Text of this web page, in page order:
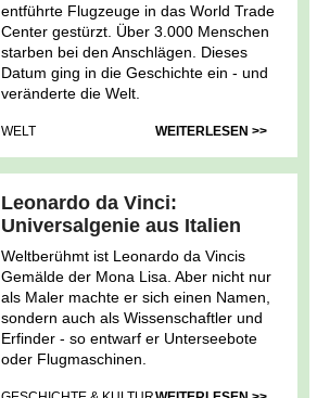
entführte Flugzeuge in das World Trade
Center gestürzt. Über 3.000 Menschen
starben bei den Anschlägen. Dieses
Datum ging in die Geschichte ein - und
veränderte die Welt.
WELT WEITERLESEN >>
Leonardo da Vinci:
Universalgenie aus Italien
Weltberühmt ist Leonardo da Vincis
Gemälde der Mona Lisa. Aber nicht nur
als Maler machte er sich einen Namen,
sondern auch als Wissenschaftler und
Erfinder - so entwarf er Unterseebote
oder Flugmaschinen.